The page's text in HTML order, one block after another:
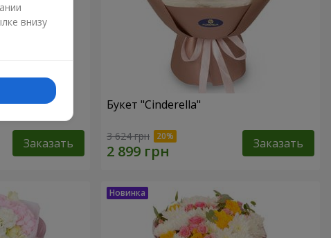
Заказать
Букет "Cinderella"
3 624 грн Заказать
внизу